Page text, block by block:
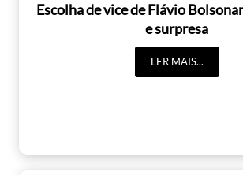
Escolha de vice de Flávio
e surpresa
LER MAIS...